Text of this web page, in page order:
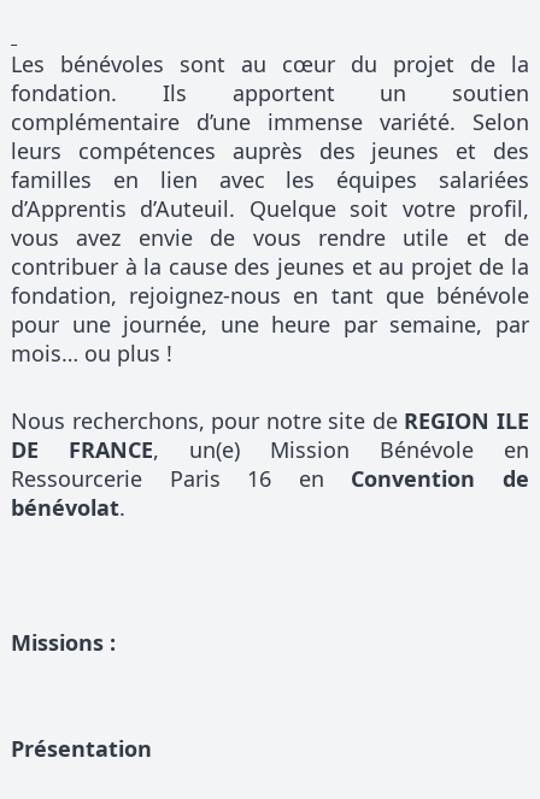
Les bénévoles sont au cœur du projet de la
fondation. Ils apportent un soutien
complémentaire d’une immense variété. Selon
leurs compétences auprès des jeunes et des
familles en lien avec les équipes salariées
d’Apprentis d’Auteuil. Quelque soit votre profil,
vous avez envie de vous rendre utile et de
contribuer à la cause des jeunes et au projet de la
fondation, rejoignez-nous en tant que bénévole
pour une journée, une heure par semaine, par
mois… ou plus !
Nous recherchons, pour notre site de REGION ILE
DE FRANCE, un(e) Mission Bénévole en
Ressourcerie Paris 16 en Convention de
bénévolat.
Missions :
Présentation